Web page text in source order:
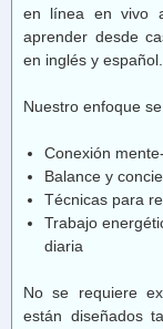
en línea en vivo
aprender desde
en inglés y español.
Nuestro enfoque
Conexión
Balance y
Técnicas para
Trabajo
diaria
No se requiere
están diseñados